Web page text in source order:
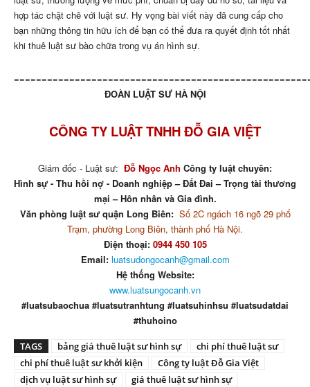
hợp tác chặt chẽ với luật sư. Hy vọng bài viết này đã cung cấp cho
bạn những thông tin hữu ích để bạn có thể đưa ra quyết định tốt nhất
khi thuê luật sư bào chữa trong vụ án hình sự.
ĐOÀN LUẬT SƯ HÀ NỘI
CÔNG TY LUẬT TNHH ĐỖ GIA VIỆT
Giám đốc - Luật sư: Đỗ Ngọc Anh Công ty luật chuyên:
Hình sự - Thu hồi nợ - Doanh nghiệp – Đất Đai – Trọng tài thương
mại – Hôn nhân và Gia đình.
Văn phòng luật sư quận Long Biên: Số 2C ngách 16 ngõ 29 phố
Trạm, phường Long Biên, thành phố Hà Nội.
Điện thoại: 0944 450 105
Email: luatsudongocanh@gmail.com
Hệ thống Website:
www.luatsungocanh.vn
#luatsubaochua #luatsutranhtung #luatsuhinhsu #luatsudatdai
#thuhoino
TAGS bảng giá thuê luật sư hình sự
chi phí thuê luật sư
chi phí thuê luật sư khởi kiện
Công ty luật Đỗ Gia Việt
dịch vụ luật sư hình sự
giá thuê luật sư hình sự